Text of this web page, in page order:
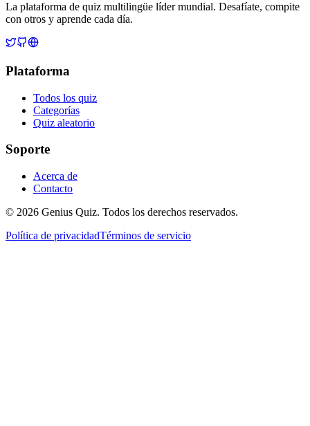
La plataforma de quiz multilingüe líder mundial. Desafíate, compite
con otros y aprende cada día.
Plataforma
Todos los quiz
Categorías
Quiz aleatorio
Soporte
Acerca de
Contacto
© 2026 Genius Quiz. Todos los derechos reservados.
Política de privacidadTérminos de servicio